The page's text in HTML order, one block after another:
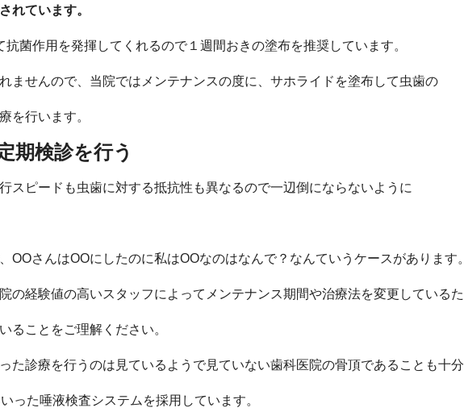
れています。
菌作用を発揮してくれるので１週間おきの塗布を推奨しています。
ませんので、当院ではメンテナンスの度に、サホライドを塗布して虫歯の
を行います。
期検診を行う
スピードも虫歯に対する抵抗性も異なるので一辺倒にならないように
OOさんはOOにしたのに私はOOなのはなんで？なんていうケースがあります
の経験値の高いスタッフによってメンテナンス期間や治療法を変更している
ることをご理解ください。
た診療を行うのは見ているようで見ていない歯科医院の骨頂であることも十
った唾液検査システムを採用しています。